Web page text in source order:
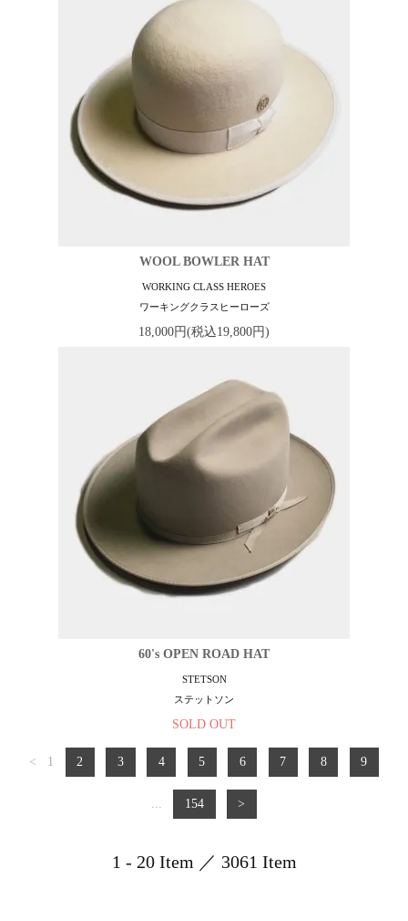
WOOL BOWLER HAT
WORKING CLASS HEROES
ワーキングクラスヒーローズ
18,000円(税込19,800円)
60's OPEN ROAD HAT
STETSON
ステットソン
SOLD OUT
< 1 2 3 4 5 6 7 8 9
... 154 >
1 - 20 Item ／ 3061 Item